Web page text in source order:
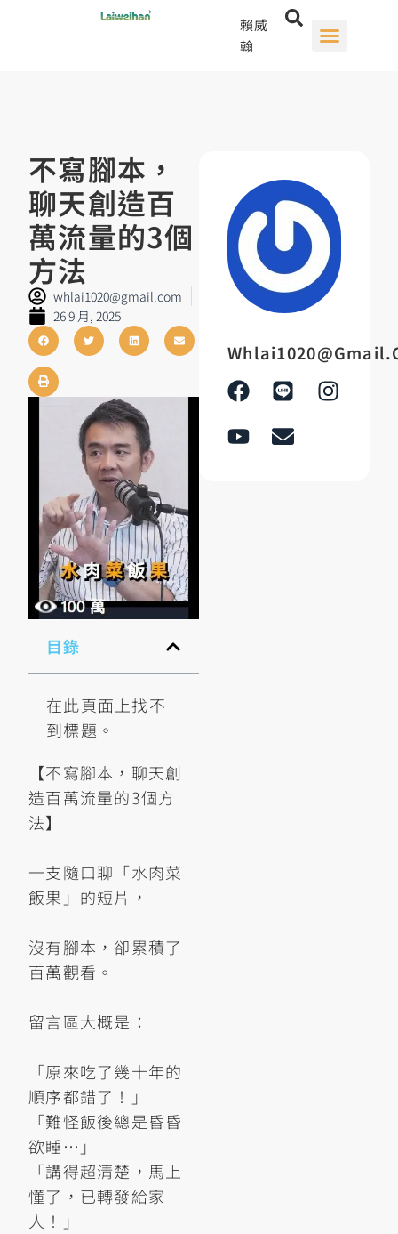
賴威
翰
不寫腳本，
聊天創造百
萬流量的3個
方法
whlai1020@gmail.com
26 9 月, 2025
目錄
在此頁面上找不
到標題。
【不寫腳本，聊天創
造百萬流量的3個方
法】
一支隨口聊「水肉菜
飯果」的短片，
沒有腳本，卻累積了
百萬觀看。
留言區大概是：
「原來吃了幾十年的
順序都錯了！」
「難怪飯後總是昏昏
欲睡…」
「講得超清楚，馬上
懂了，已轉發給家
人！」